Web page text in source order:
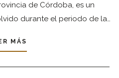
de Córdoba, es un
durante el periodo de la…
MÁS